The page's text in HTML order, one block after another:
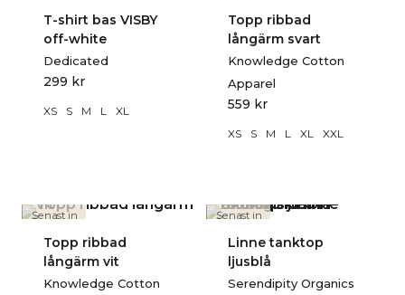
T-shirt bas VISBY
off-white
Dedicated
299 kr
XS S M L XL
Topp ribbad
långärm svart
Knowledge Cotton
Apparel
559 kr
XS S M L XL XXL
Senast in
Topp ribbad
långärm vit
Knowledge Cotton
Senast in
Linne tanktop
ljusblå
Serendipity Organics